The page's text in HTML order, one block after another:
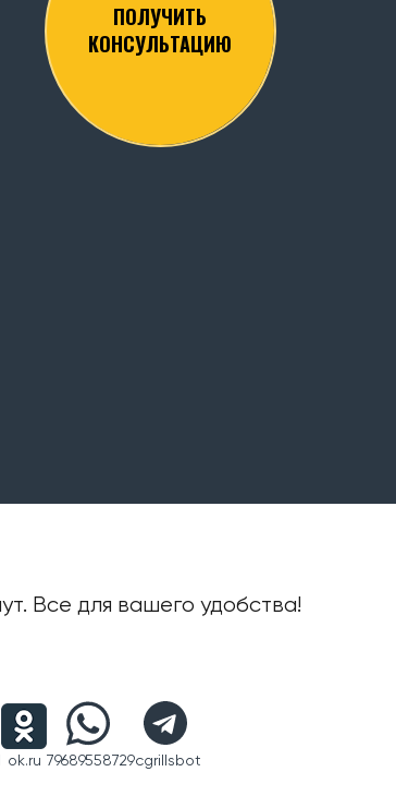
ПОЛУЧИТЬ
КОНСУЛЬТАЦИЮ
Все для вашего удобства!
ok.ru 79689558729cgrillsbot